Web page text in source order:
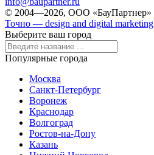
© 2004—2026, ООО «БауПартнер»
Точно — design and digital marketing
Выберите ваш город
Популярные города
Москва
Санкт-Петербург
Воронеж
Краснодар
Волгоград
Ростов-на-Дону
Казань